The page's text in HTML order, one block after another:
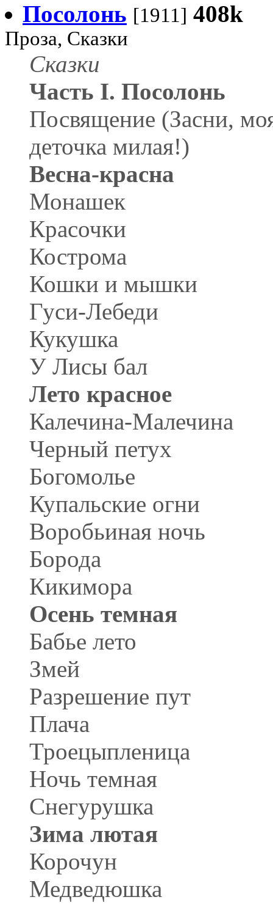
Посолонь [1911] 408k
Проза, Сказки
Сказки
Часть I. Посолонь
Посвящение (Засни,
деточка милая!)
Весна-красна
Монашек
Красочки
Кострома
Кошки и мышки
Гуси-Лебеди
Кукушка
У Лисы бал
Лето красное
Калечина-Малечина
Черный петух
Богомолье
Купальские огни
Воробьиная ночь
Борода
Кикимора
Осень темная
Бабье лето
Змей
Разрешение пут
Плача
Троецыпленица
Ночь темная
Снегурушка
Зима лютая
Корочун
Медведюшка